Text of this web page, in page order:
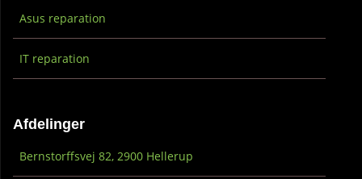
Asus reparation
IT reparation
Afdelinger
Bernstorffsvej 82, 2900 Hellerup